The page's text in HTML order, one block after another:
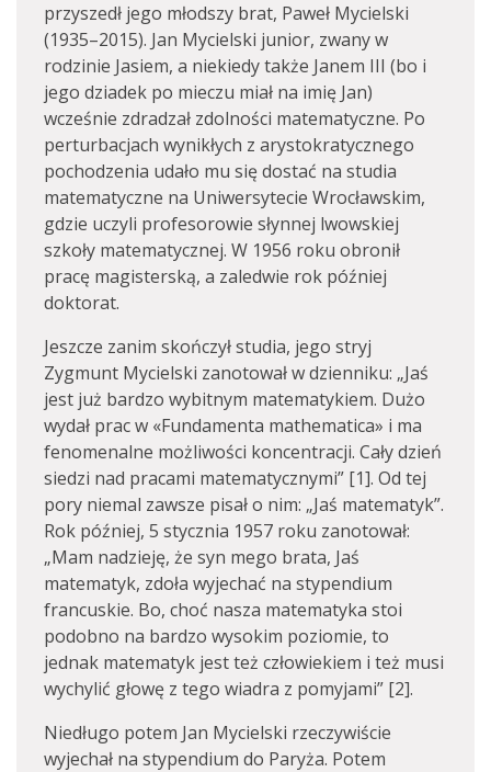
przyszedł jego młodszy brat, Paweł Mycielski
(1935–2015). Jan Mycielski junior, zwany w
rodzinie Jasiem, a niekiedy także Janem III (bo i
jego dziadek po mieczu miał na imię Jan)
wcześnie zdradzał zdolności matematyczne. Po
perturbacjach wynikłych z arystokratycznego
pochodzenia udało mu się dostać na studia
matematyczne na Uniwersytecie Wrocławskim,
gdzie uczyli profesorowie słynnej lwowskiej
szkoły matematycznej. W 1956 roku obronił
pracę magisterską, a zaledwie rok później
doktorat.
Jeszcze zanim skończył studia, jego stryj
Zygmunt Mycielski zanotował w dzienniku: „Jaś
jest już bardzo wybitnym matematykiem. Dużo
wydał prac w «Fundamenta mathematica» i ma
fenomenalne możliwości koncentracji. Cały dzień
siedzi nad pracami matematycznymi” [1]. Od tej
pory niemal zawsze pisał o nim: „Jaś matematyk”.
Rok później, 5 stycznia 1957 roku zanotował:
„Mam nadzieję, że syn mego brata, Jaś
matematyk, zdoła wyjechać na stypendium
francuskie. Bo, choć nasza matematyka stoi
podobno na bardzo wysokim poziomie, to
jednak matematyk jest też człowiekiem i też musi
wychylić głowę z tego wiadra z pomyjami” [2].
Niedługo potem Jan Mycielski rzeczywiście
wyjechał na stypendium do Paryża. Potem